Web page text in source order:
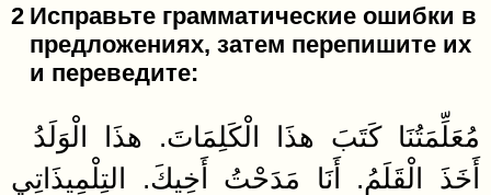
2 Исправьте грамматические ошибки в
предложениях, затем перепишите их
и переведите:
مُعَلِّمَتُنَا كَتَبَ هذَا الْكَلِمَاتَ. هذَا الْوَلَدُ
أَخَذَ الْقَلَمُ. أَنَا مَدَحْتُ أَخِيكَ. التِلْمِيذَاتِي